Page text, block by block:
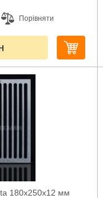
Порівняти
180х250х12 мм